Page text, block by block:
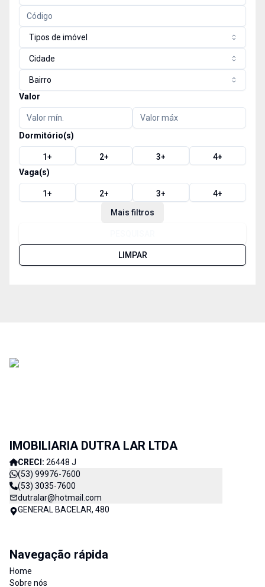
Tipos de imóvel
Cidade
Bairro
Valor
Dormitório(s)
1+ 2+ 3+ 4+
Vaga(s)
1+ 2+ 3+ 4+
Mais filtros
LIMPAR
IMOBILIARIA DUTRA LAR LTDA
CRECI: 26448 J
(53) 99976-7600
(53) 3035-7600
dutralar@hotmail.com
GENERAL BACELAR, 480
Navegação rápida
Home
Sobre nós